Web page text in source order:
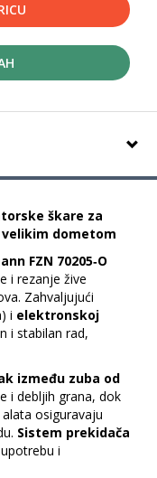
škare za
dometom
FZN 70205‑O
i rezanje žive
Zahvaljujući
i elektronskoj
i stabilan rad,
između zuba od
i debljih grana, dok
osiguravaju
Sistem prekidača
i